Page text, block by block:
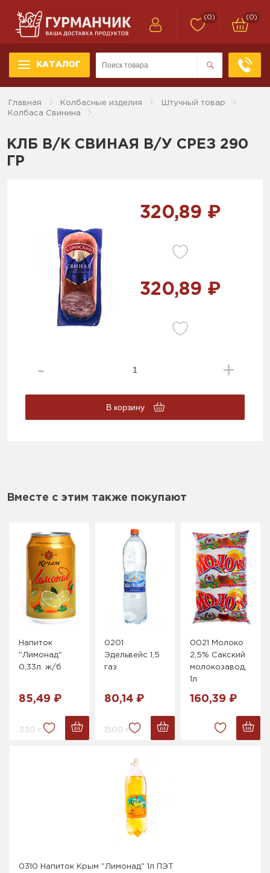
КАТАЛОГ
(0) (0)
Главная Колбасные изделия
Штучный товар
Колбаса Свинина
КЛБ В/К СВИНАЯ В/У СРЕЗ 290
ГР
320,89 ₽
320,89 ₽
В корзину
Вместе с этим также покупают
Напиток
"Лимонад"
0,33л. ж/б
85,49 ₽
330 г.
0201
Эдельвейс 1,5
газ
80,14 ₽
1500 г.
0021 Молоко
2,5% Сакский
молокозавод,
1л
160,39 ₽
0310 Напиток Крым "Лимонад" 1л ПЭТ